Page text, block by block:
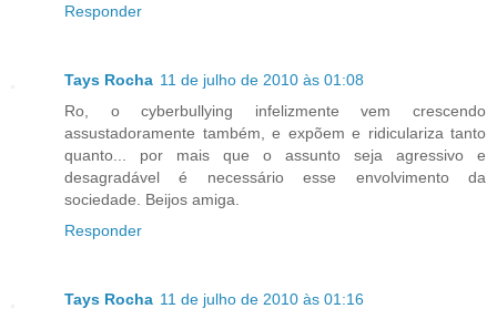
Responder
Tays Rocha 11 de julho de 2010 às 01:08
Ro, o cyberbullying infelizmente vem crescendo
assustadoramente também, e expõem e ridiculariza tanto
quanto... por mais que o assunto seja agressivo e
desagradável é necessário esse envolvimento da
sociedade. Beijos amiga.
Responder
Tays Rocha 11 de julho de 2010 às 01:16